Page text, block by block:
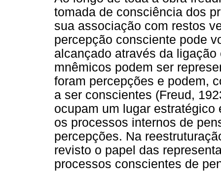
tomada de consciência dos
sua associação com restos
percepção consciente pode
alcançado através da
mnêmicos podem ser
foram percepções e podem,
a ser conscientes (Freud,
ocupam um lugar
os processos internos de
percepções. Na
revisto o papel das
processos conscientes de